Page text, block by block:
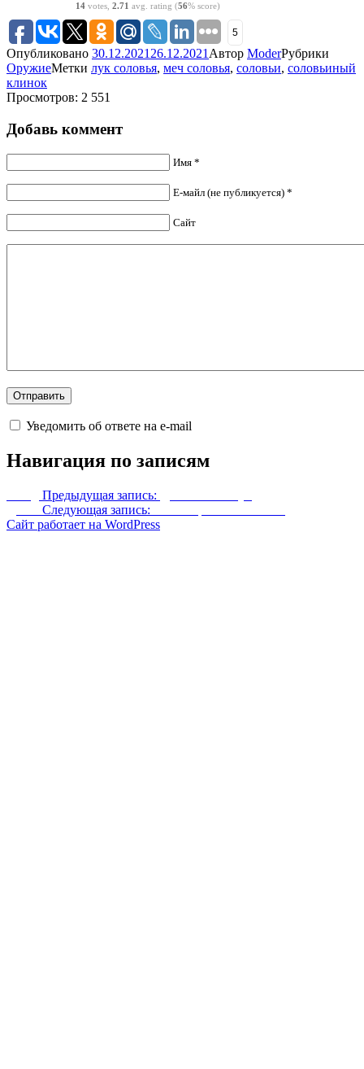
14 votes, 2.71 avg. rating (56% score)
5
Опубликовано 30.12.2021 26.12.2021 Автор ModerРубрики
ОружиеМетки лук соловья, меч соловья, соловьи, соловьиный
клинок
Просмотров: 2 551
Добавь коммент
Имя *
Е-майл (не публикуется) *
Сайт
Уведомить об ответе на e-mail
Навигация по записям
Предыдущая запись:
Следующая запись:
Сайт работает на WordPress